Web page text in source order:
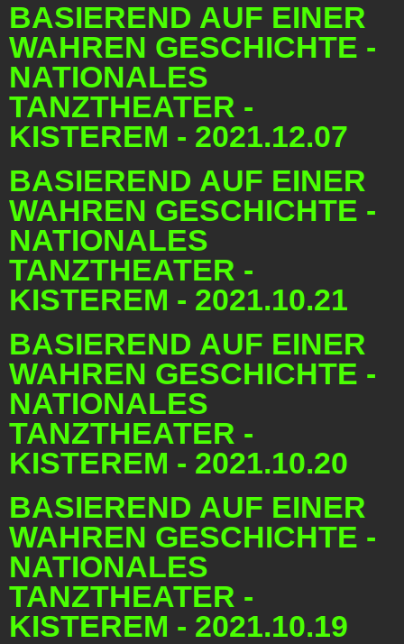
BASIEREND AUF EINER
WAHREN GESCHICHTE -
NATIONALES
TANZTHEATER -
KISTEREM - 2021.12.07
BASIEREND AUF EINER
WAHREN GESCHICHTE -
NATIONALES
TANZTHEATER -
KISTEREM - 2021.10.21
BASIEREND AUF EINER
WAHREN GESCHICHTE -
NATIONALES
TANZTHEATER -
KISTEREM - 2021.10.20
BASIEREND AUF EINER
WAHREN GESCHICHTE -
NATIONALES
TANZTHEATER -
KISTEREM - 2021.10.19